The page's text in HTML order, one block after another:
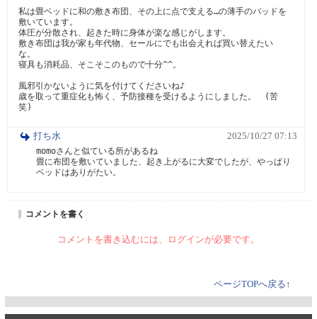
私は畳ベッドに和の敷き布団、その上に点で支える…の薄手のパッドを
敷いています。
体圧が分散され、起きた時に身体が楽な感じがします。
敷き布団は我が家も年代物、セールにでも出会えれば買い替えたい
な。
寝具も消耗品、そこそこのもので十分^^。
風邪引かないように気を付けてくださいね♪
歳を取って重症化も怖く、予防接種を受けるようにしました。　(苦
笑)
打ち水
2025/10/27 07:13
momoさんと似ている所があるね
畳に布団を敷いていました、起き上がるに大変でしたが、やっぱり
ベッドはありがたい。
コメントを書く
コメントを書き込むには、ログインが必要です。
ページTOPへ戻る↑